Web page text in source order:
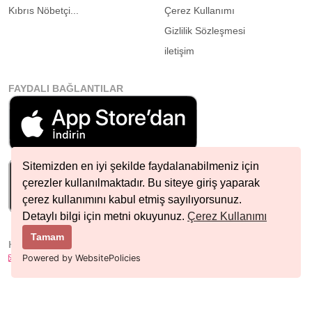
Sitemizden en iyi şekilde faydalanabilmeniz için
çerezler kullanılmaktadır. Bu siteye giriş yaparak
çerez kullanımını kabul etmiş sayılıyorsunuz.
Detaylı bilgi için metni okuyunuz. Çerez Kullanımı
Tamam
Powered by WebsitePolicies
Kıbrıs Nöbetçi...
Çerez Kullanımı
Gizlilik Sözleşmesi
iletişim
FAYDALI BAĞLANTILAR
HIZLI İLETIŞIM
info@nobetcieczane.net